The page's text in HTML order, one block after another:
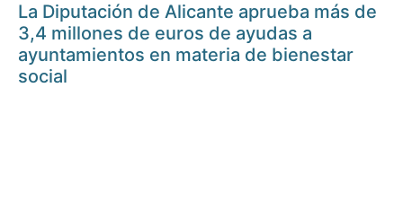
La Diputación de Alicante aprueba más de
3,4 millones de euros de ayudas a
ayuntamientos en materia de bienestar
social